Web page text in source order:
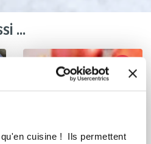
cuisine ! Ils permettent
...